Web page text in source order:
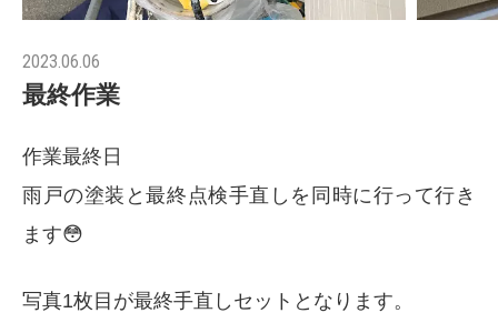
2023.06.06
最終作業
作業最終日
雨戸の塗装と最終点検手直しを同時に行って行き
ます😳
写真1枚目が最終手直しセットとなります。